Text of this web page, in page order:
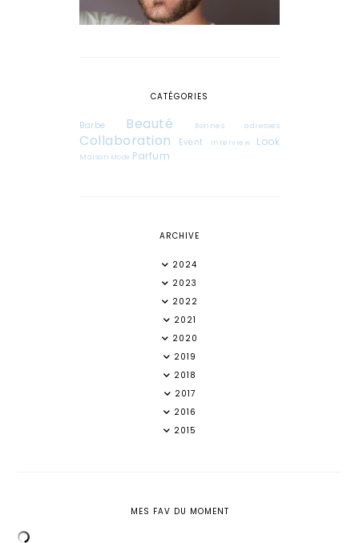
CATÉGORIES
Barbe Beauté Bonnes adresses
Collaboration Event Interview Look
Maison Mode Parfum
ARCHIVE
2024
2023
2022
2021
2020
2019
2018
2017
2016
2015
MES FAV DU MOMENT